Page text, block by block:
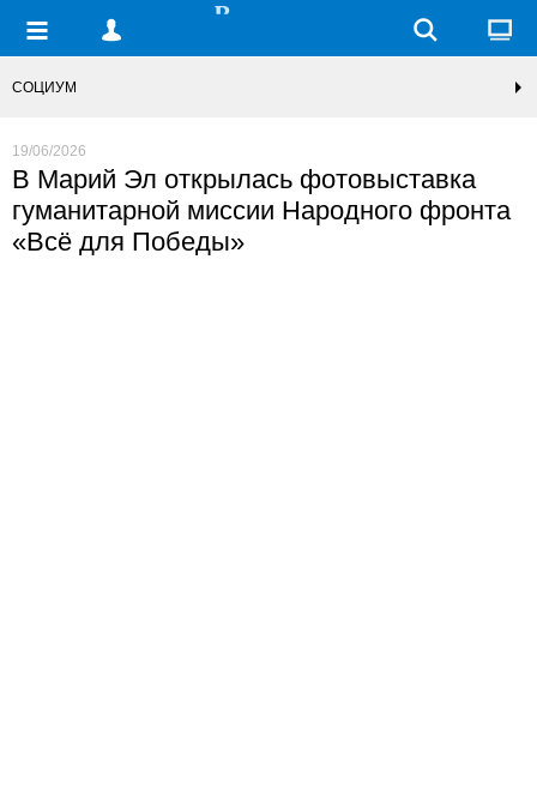
СОЦИУМ
19/06/2026
В Марий Эл открылась фотовыставка
гуманитарной миссии Народного фронта
«Всё для Победы»